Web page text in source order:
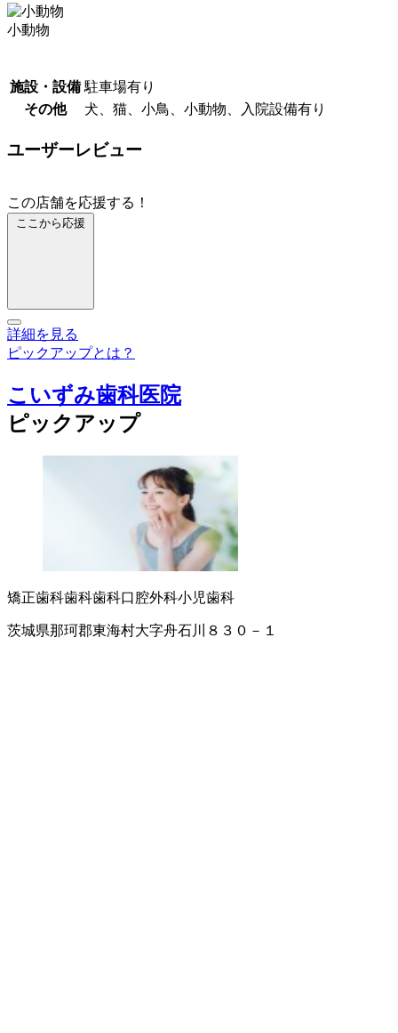
小動物
施設・設備 駐車場有り
その他
犬、猫、小鳥、小動物、入院設備有り
ユーザーレビュー
この店舗を応援する！
ここから応援
詳細を見る
ピックアップとは？
こいずみ歯科医院
ピックアップ
矯正歯科歯科歯科口腔外科小児歯科
茨城県那珂郡東海村大字舟石川８３０－１